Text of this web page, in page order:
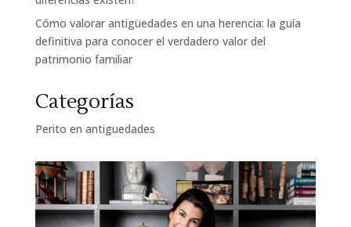
Cómo valorar antigüedades en una herencia: la guía
definitiva para conocer el verdadero valor del
patrimonio familiar
Categorías
Perito en antiguedades